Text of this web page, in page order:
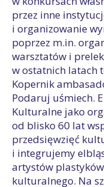
przez inne
i organizowanie
poprzez m.in.
warsztatów i
w ostatnich latach
Kopernik
Podaruj uśmiech.
Kulturalne jako
od blisko 60 lat
przedsięwzięć
i integrujemy
artystów
kulturalnego. Na